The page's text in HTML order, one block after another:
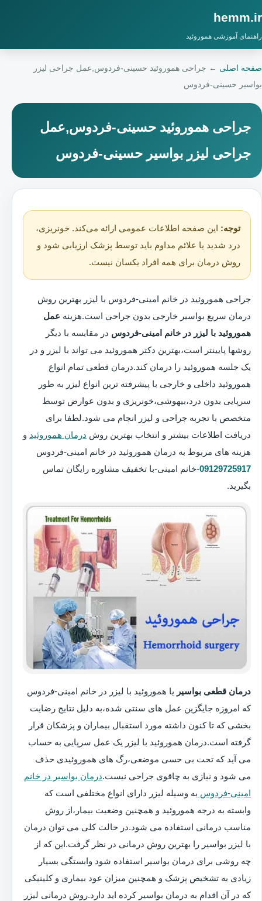
hemm.ir
راهنمای آموزشی هموروئید
صفحه اصلی ← جراحی هموروئید حسینی-فردوس,عمل جراحی لیزر
بواسیر حسینی-فردوس
جراحی هموروئید حسینی-فردوس,عمل
جراحی لیزر بواسیر حسینی-فردوس
توجه: این صفحه اطلاعات عمومی ارائه می‌کند. خونریزی،
درد شدید یا علائم مداوم باید توسط پزشک ارزیابی شود و
روش درمان برای همه افراد یکسان نیست.
جراحی هموروئید در خانم امینی-فردوس با لیزر بهترین روش
درمان سریع بواسیر خارجی بدون جراحی است.هزینه عمل
هموروئید با لیزر در خانم امینی-فردوس در مقایسه با دیگر
روشها پایینتر است،بهترین دکتر هموروئید می تواند با لیزر و در
یک جلسه هموروئید را درمان کند.درمان قطعی تمام انواع
هموروئید داخلی و خارجی با پیشرفته ترین انواع لیزر به طور
سرپایی بدون درد،بیهوشی،خونریزی و بدون عوارض توسط
متخصص با تجربه جراحی و لیزر انجام می شود.لطفا برای
دریافت اطلاعات بیشتر و انتخاب بهترین روش درمان هموروئید و
هزینه های مربوط به درمان هموروئید در خانم امینی-فردوس
09129725917-خانم امینی-با تخفیف مشاوره رایگان تماس
بگیرید.
درمان قطعی بواسیر یا هموروئید با لیزر در خانم امینی-فردوس
که امروزه جایگزین عمل های سنتی شده،به دلیل نتایج رضایت
بخشی که تا کنون داشته مورد استقبال بیماران و پزشکان قرار
گرفته است.درمان هموروئید با لیزر یک عمل سرپایی به حساب
می آید که تحت بی حسی موضعی،رگ های هموروئیدی حذف
می شود و نیازی به چاقوی جراحی نیست.درمان بواسیر در خانم
امینی-فردوس به وسیله لیزر دارای انواع مختلفی است که
وابسته به درجه هموروئید و همچنین وضعیت بیمار،از روش
مناسب درمانی استفاده می شود.در حالت کلی می توان درمان
با لیزر بواسیر را بهترین روش درمانی در نظر گرفت.این که از
چه روشی برای درمان بواسیر استفاده شود وابستگی بسیار
زیادی به تشخیص پزشک و همچنین میزان عود بیماری و کلینیکی
که در آن اقدام به درمان بواسیر کرده اید دارد.روش درمانی لیزر